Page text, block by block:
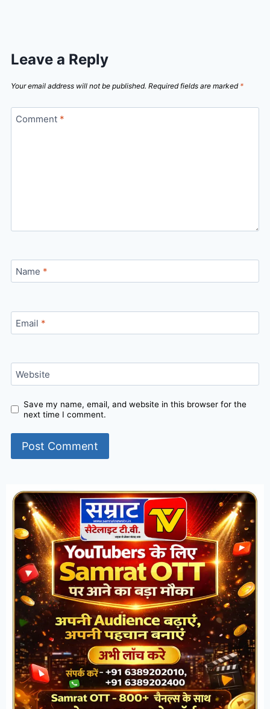
Leave a Reply
Your email address will not be published. Required fields are marked *
Comment *
Name *
Email *
Website
Save my name, email, and website in this browser for the
next time I comment.